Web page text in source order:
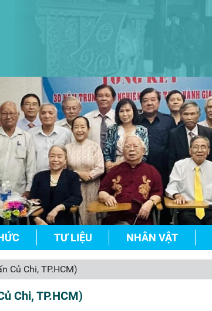
TƯ LIỆU NHÂN VẬT
Củ Chi, TP.HCM)
Chi, TP.HCM)